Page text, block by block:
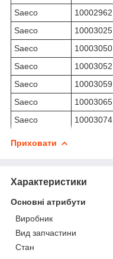
Saeco
10002962
Saeco
10003025
Saeco
10003050
Saeco
10003052
Saeco
10003059
Saeco
10003065
Saeco
10003074
Приховати
Характеристики
Основні атрибути
Виробник
Вид запчастини
Стан